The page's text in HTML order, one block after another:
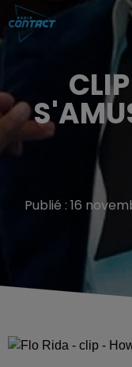
Publié : 16